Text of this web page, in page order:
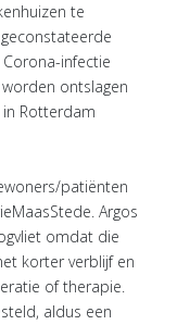
te
infectie
ontslagen
Rotterdam
patiënten
Argos
omdat die
korter verblijf en
of therapie.
aldus een